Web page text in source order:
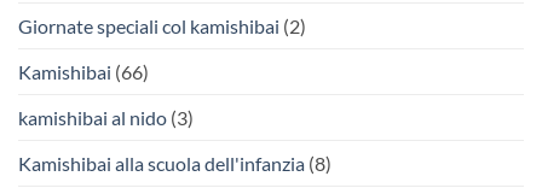
Giornate speciali col kamishibai (2)
Kamishibai (66)
kamishibai al nido (3)
Kamishibai alla scuola dell'infanzia (8)